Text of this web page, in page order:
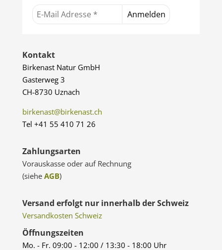
Kontakt
Birkenast Natur GmbH
Gasterweg 3
CH-8730 Uznach
birkenast@birkenast.ch
Tel +41 55 410 71 26
Zahlungsarten
Vorauskasse oder auf Rechnung
(siehe AGB)
Versand erfolgt nur innerhalb der Schweiz
Versandkosten Schweiz
Öffnungszeiten
Mo. - Fr. 09:00 - 12:00 / 13:30 - 18:00 Uhr